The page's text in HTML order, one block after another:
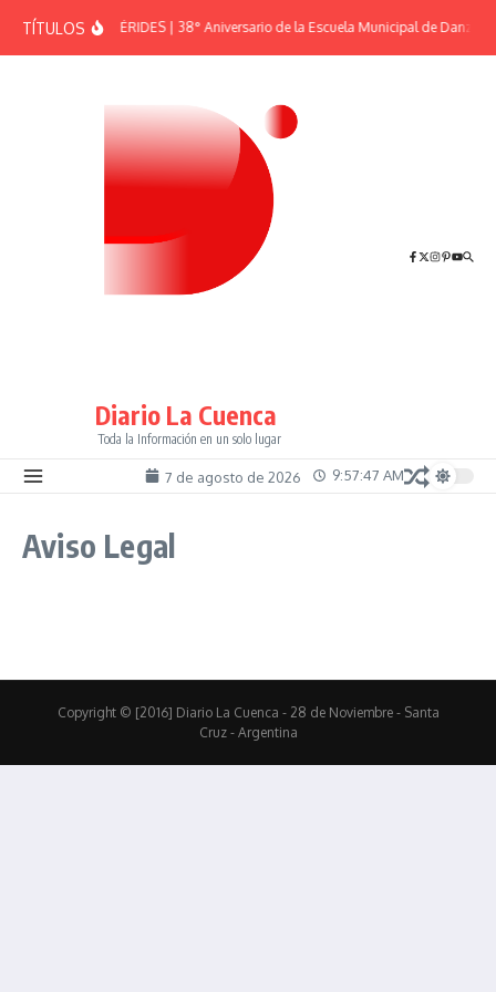
TÍTULOS EFEMÉRIDES | 38° Aniversario de la Escuela Municipal de Danzas
Diario La Cuenca
Toda la Información en un solo lugar
7 de agosto de 2026 9:57:47 AM
Aviso Legal
Copyright © [2016] Diario La Cuenca - 28 de Noviembre - Santa
Cruz - Argentina